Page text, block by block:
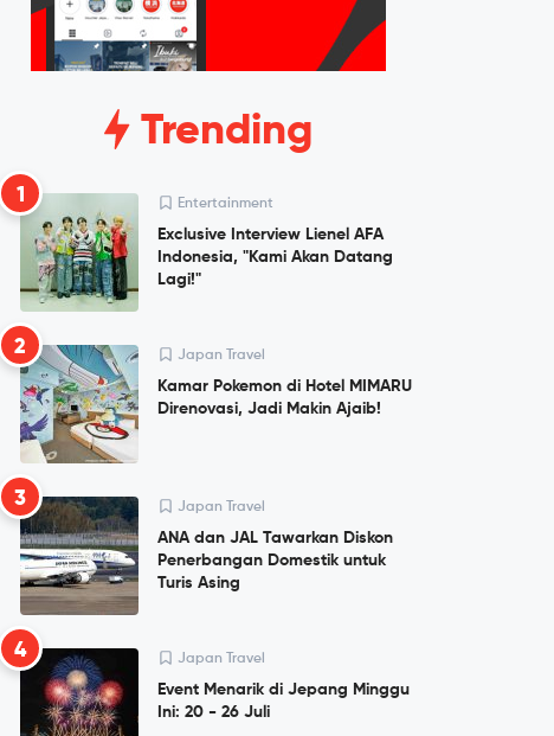
Trending
1 Entertainment
Exclusive Interview Lienel AFA
Indonesia, "Kami Akan Datang
Lagi!"
2 Japan Travel
Kamar Pokemon di Hotel MIMARU
Direnovasi, Jadi Makin Ajaib!
3 Japan Travel
ANA dan JAL Tawarkan Diskon
Penerbangan Domestik untuk
Turis Asing
4 Japan Travel
Event Menarik di Jepang Minggu
Ini: 20 - 26 Juli